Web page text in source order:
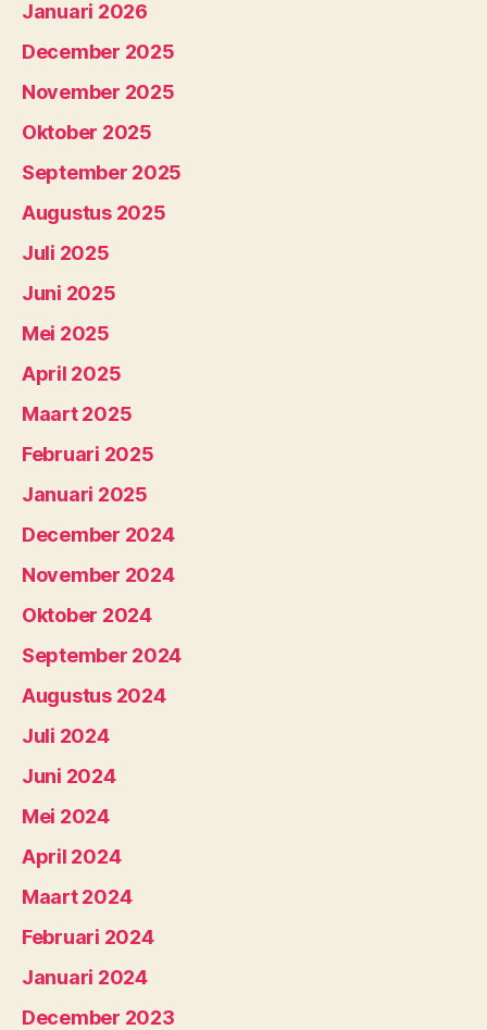
Januari 2026
December 2025
November 2025
Oktober 2025
September 2025
Augustus 2025
Juli 2025
Juni 2025
Mei 2025
April 2025
Maart 2025
Februari 2025
Januari 2025
December 2024
November 2024
Oktober 2024
September 2024
Augustus 2024
Juli 2024
Juni 2024
Mei 2024
April 2024
Maart 2024
Februari 2024
Januari 2024
December 2023